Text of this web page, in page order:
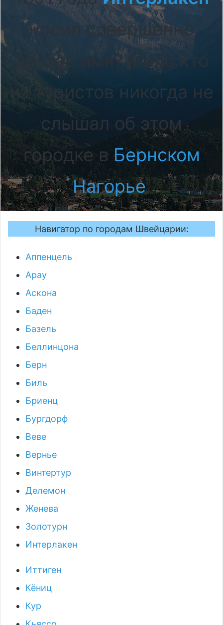
носил совершенно
другое имя? Мало кто
из туристов никогда не
слышал об этом
городке в Бернском
Нагорье.
Навигатор по городам Швейцарии:
Аппенцель
Арау
Аскона
Баден
Базель
Беллинцона
Берн
Биль
Бриенц
Бургдорф
Веве
Вернье
Винтертур
Делемон
Женева
Золотурн
Интерлакен
Иттиген
Кёниц
Кур